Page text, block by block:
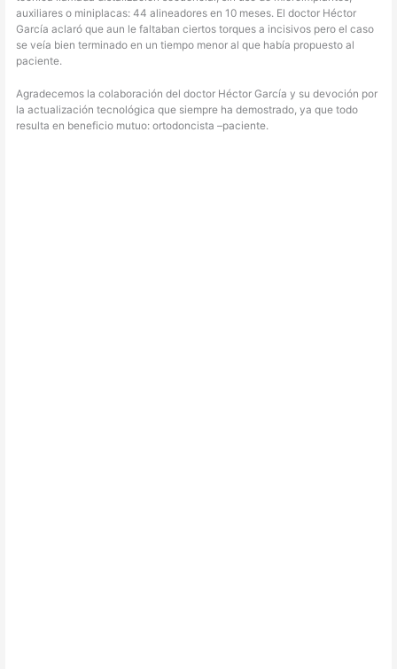
auxiliares o miniplacas: 44 alineadores en 10 meses. El doctor Héctor
García aclaró que aun le faltaban ciertos torques a incisivos pero el caso
se veía bien terminado en un tiempo menor al que había propuesto al
paciente.
Agradecemos la colaboración del doctor Héctor García y su devoción por
la actualización tecnológica que siempre ha demostrado, ya que todo
resulta en beneficio mutuo: ortodoncista –paciente.